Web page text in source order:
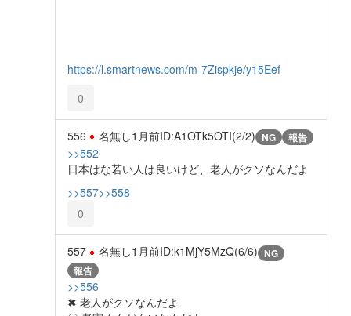
https://l.smartnews.com/m-7Zispkje/y15Eef
0
556 名無し1月前ID:A1OTk5OTI(2/2) NG 報告
>>552
日本はな若い人は良いけど、老人がクソなんだよ
>>557>>558
0
557 名無し1月前ID:k1MjY5MzQ(6/6) NG
報告
>>556
✖ 老人がクソなんだよ